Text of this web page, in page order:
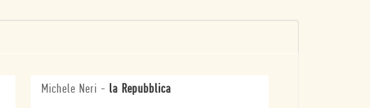
Michele Neri - la Repubblica